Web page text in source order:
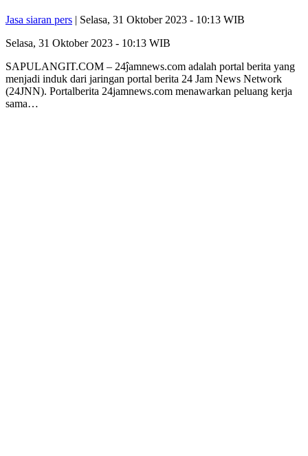
Jasa siaran pers | Selasa, 31 Oktober 2023 - 10:13 WIB
Selasa, 31 Oktober 2023 - 10:13 WIB
SAPULANGIT.COM – 24ĵamnews.com adalah portal berita yang
menjadi induk dari jaringan portal berita 24 Jam News Network
(24JNN). Portalberita 24jamnews.com menawarkan peluang kerja
sama…